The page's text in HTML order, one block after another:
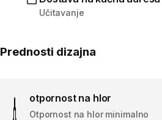
Učitavanje
Prednosti dizajna
otpornost na hlor
Otpornost na hlor minimalno